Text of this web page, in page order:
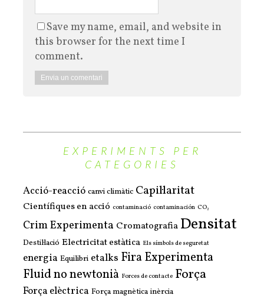
Save my name, email, and website in
this browser for the next time I
comment.
EXPERIMENTS PER
CATEGORIES
Acció-reacció canvi climàtic Capil·laritat
Científiques en acció contaminació contaminación CO₂
Crim Experimenta Cromatografia Densitat
Destil·lació Electricitat estàtica Els símbols de seguretat
energia Equilibri etalks Fira Experimenta
Fluid no newtonià Forces de contacte Força
Força elèctrica Força magnètica inèrcia